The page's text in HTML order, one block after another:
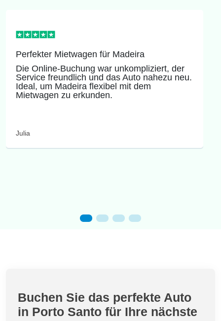
Perfekter Mietwagen für Madeira
Die Online-Buchung war unkompliziert, der
Service freundlich und das Auto nahezu neu.
Ideal, um Madeira flexibel mit dem
Mietwagen zu erkunden.
Julia
Buchen Sie das perfekte Auto
in Porto Santo für Ihre nächste